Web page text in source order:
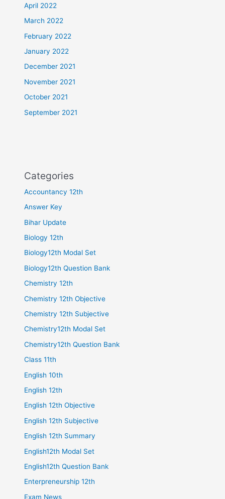
April 2022
March 2022
February 2022
January 2022
December 2021
November 2021
October 2021
September 2021
Categories
Accountancy 12th
Answer Key
Bihar Update
Biology 12th
Biology12th Modal Set
Biology12th Question Bank
Chemistry 12th
Chemistry 12th Objective
Chemistry 12th Subjective
Chemistry12th Modal Set
Chemistry12th Question Bank
Class 11th
English 10th
English 12th
English 12th Objective
English 12th Subjective
English 12th Summary
English12th Modal Set
English12th Question Bank
Enterpreneurship 12th
Exam News